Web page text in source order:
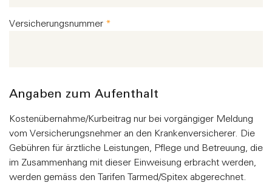
Versicherungsnummer *
Angaben zum Aufenthalt
Kostenübernahme/Kurbeitrag nur bei vorgängiger Meldung
vom Versicherungsnehmer an den Krankenversicherer. Die
Gebühren für ärztliche Leistungen, Pflege und Betreuung, die
im Zusammenhang mit dieser Einweisung erbracht werden,
werden gemäss den Tarifen Tarmed/Spitex abgerechnet.